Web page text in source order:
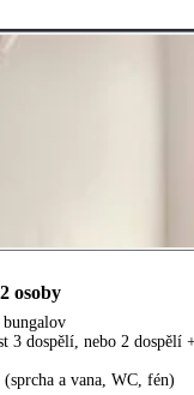
osoby
3 dospělí, nebo 2 dospělí
a vana, WC, fén)